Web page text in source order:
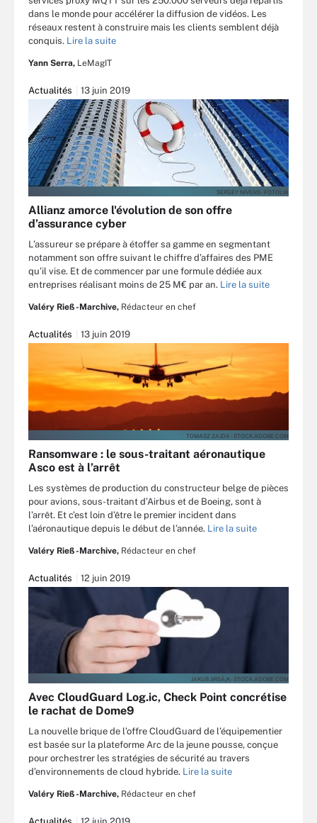
dans le monde pour accélérer la diffusion de vidéos. Les
réseaux restent à construire mais les clients semblent déjà
conquis. Lire la suite
Yann Serra, LeMagIT
Actualités 13 juin 2019
SERGEY NIVENS - FOTOLIA
Allianz amorce l'évolution de son offre
d’assurance cyber
L’assureur se prépare à étoffer sa gamme en segmentant
notamment son offre suivant le chiffre d’affaires des PME
qu’il vise. Et de commencer par une formule dédiée aux
entreprises réalisant moins de 25 M€ par an. Lire la suite
Valéry Rieß-Marchive, Rédacteur en chef
Actualités 13 juin 2019
TOMASZ ZAJDA - STOCK.ADOBE.COM
Ransomware : le sous-traitant aéronautique
Asco est à l’arrêt
Les systèmes de production du constructeur belge de pièces
pour avions, sous-traitant d’Airbus et de Boeing, sont à
l’arrêt. Et c’est loin d’être le premier incident dans
l’aéronautique depuis le début de l’année. Lire la suite
Valéry Rieß-Marchive, Rédacteur en chef
Actualités 12 juin 2019
JAKUB JIRSÃ¡K - STOCK.ADOBE.COM
Avec CloudGuard Log.ic, Check Point concrétise
le rachat de Dome9
La nouvelle brique de l’offre CloudGuard de l’équipementier
est basée sur la plateforme Arc de la jeune pousse, conçue
pour orchestrer les stratégies de sécurité au travers
d’environnements de cloud hybride. Lire la suite
Valéry Rieß-Marchive, Rédacteur en chef